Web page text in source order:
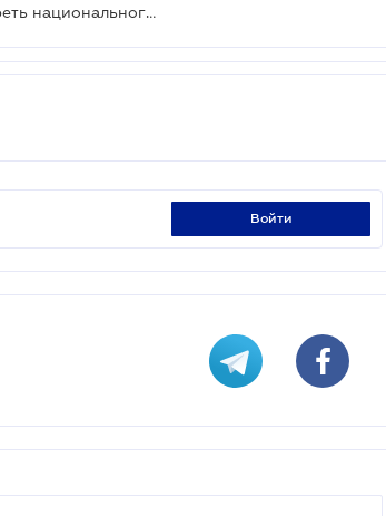
Украинская сельхозтехника должна занять треть национального рынка
войти